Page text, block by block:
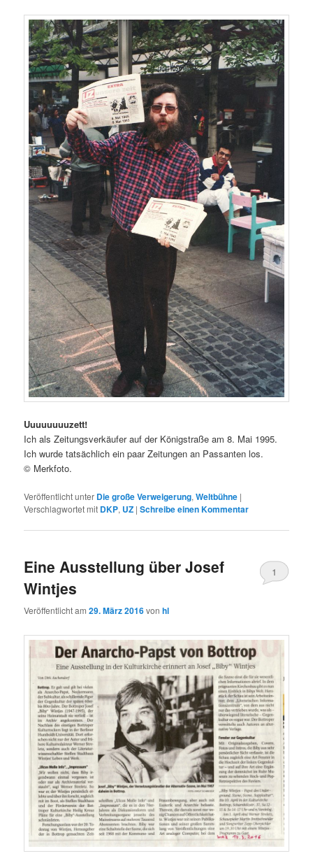
Uuuuuuuuzett!
Ich als Zeitungsverkäufer auf der Königstraße am 8. Mai 1995.
Ich wurde tatsächlich ein paar Zeitungen an Passanten los.
© Merkfoto.
Veröffentlicht unter Die große Verweigerung,Weltbühne |
Verschlagwortet mit DKP, UZ |Schreibe einen Kommentar
Eine Ausstellung über Josef
Wintjes
Veröffentlicht am29. März 2016vonhl
1